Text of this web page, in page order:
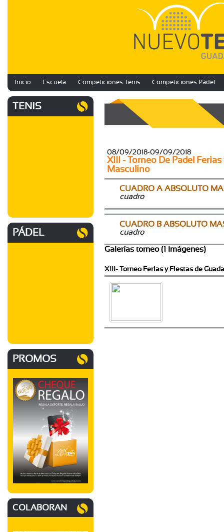
Inicio Escuela Competiciones Tenis Competiciones Pádel
TENIS
PÁDEL
PROMOS
COLABORAN
08/09/2018-09/09/2018
XIII - Torneo De Padel
Masculino
CUADRO A ABSOLUTO
cuadro
CUADRO B ABSOLUTO
cuadro
Galerías torneo (1 imágenes)
XIII- Torneo Ferias y Fiestas de